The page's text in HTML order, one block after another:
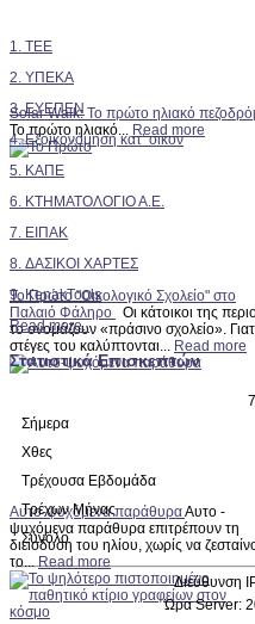
Solar Walk: Το πρώτο ηλιακό
Το πρώτο ηλιακό... Read more
Το Πρώτο "Οικολογικό Σχολείο" στο
Παλαιό Φάληρο
Οι κάτοικοι της
το ονομάζουν «πράσινο σχολείο».
στέγες του καλύπτονται... Read more
Αυτο-ψυχόμενα παράθυραΑυτο -
ψυχόμενα παράθυρα επιτρέπουν τη
διείσδυση του ηλίου, χωρίς να
το...Read more
1. TEE
2. ΥΠΕΚΑ
3. ΕΥΕΠΕΝ
4. Εξοικονόμηση κατ’ οικον
5. ΚΑΠΕ
6. ΚΤΗΜΑΤΟΛΟΓΙΟ Α.Ε.
7. ΕΙΠΑΚ
8. ΔΑΣΙΚΟΙ ΧΑΡΤΕΣ
9. KenakTools
Read more..
Στατιστικά Επισκεπτών
Σήμερα
Χθες
Τρέχουσα Εβδομάδα
Τρέχων Μήνας
Σύνολο
Διεύθυνση
Ώρα Server: